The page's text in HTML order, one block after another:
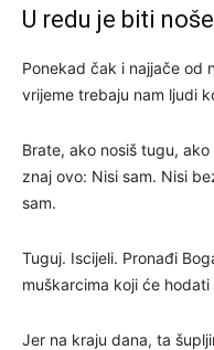
U redu je biti
Ponekad čak i najjače od
vrijeme trebaju nam ljudi
Brate, ako nosiš tugu,
znaj ovo: Nisi sam. Nisi
sam.
Tuguj. Iscijeli. Pronađi
muškarcima koji će hodati
Jer na kraju dana, ta